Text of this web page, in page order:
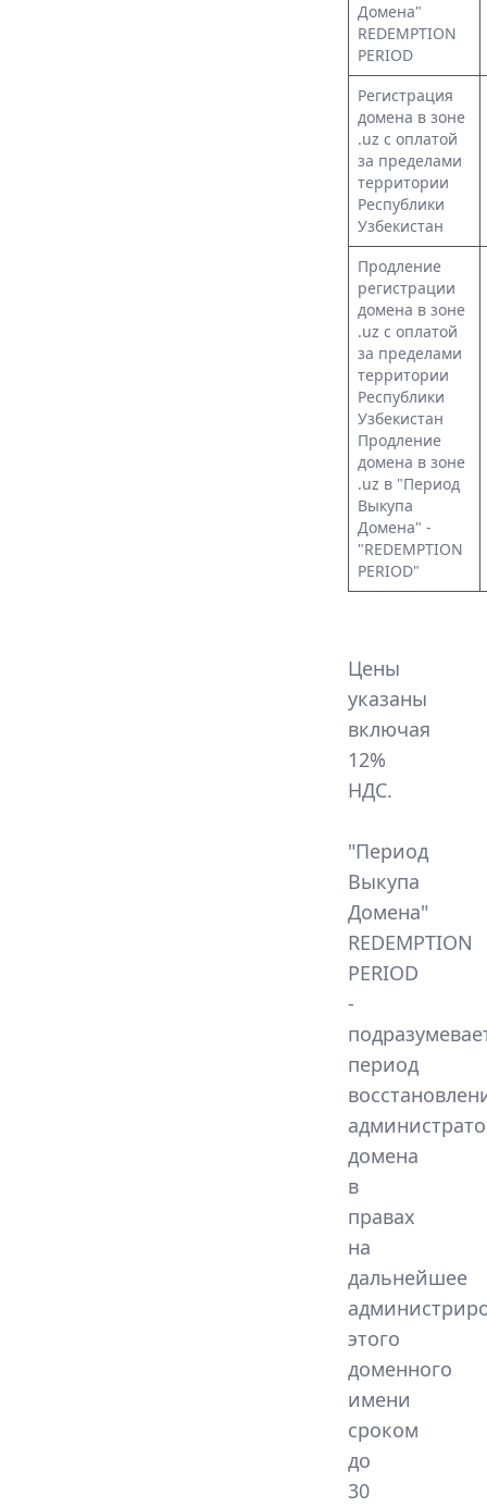
Домена"
REDEMPTION
PERIOD
Регистрация
домена в зоне
.uz с оплатой
за пределами
территории
Республики
Узбекистан
Продление
регистрации
домена в зоне
.uz с оплатой
за пределами
территории
Республики
Узбекистан
Продление
домена в зоне
.uz в "Период
Выкупа
Домена" -
"REDEMPTION
PERIOD"
Цены
указаны
включая
12%
НДС.
"Период
Выкупа
Домена"
REDEMPTION
PERIOD
-
период
домена
в
правах
на
дальнейшее
этого
доменного
имени
сроком
до
30